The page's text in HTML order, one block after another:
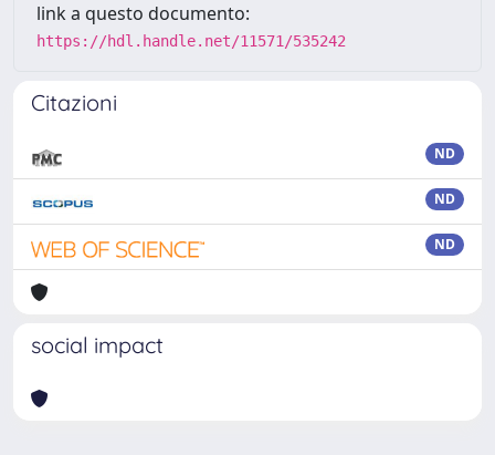
link a questo documento:
https://hdl.handle.net/11571/535242
Citazioni
ND
ND
ND
social impact